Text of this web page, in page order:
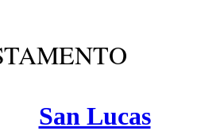
San Lucas